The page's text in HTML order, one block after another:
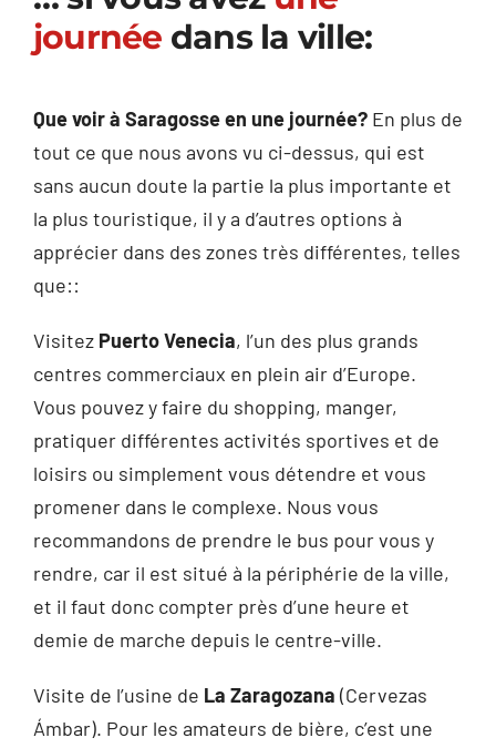
journée dans la ville:
Que voir à Saragosse en une journée?En plus de
tout ce que nous avons vu ci-dessus, qui est
sans aucun doute la partie la plus importante et
la plus touristique, il y a d’autres options à
apprécier dans des zones très différentes, telles
que::
VisitezPuerto Venecia, l’un des plus grands
centres commerciaux en plein air d’Europe.
Vous pouvez y faire du shopping, manger,
pratiquer différentes activités sportives et de
loisirs ou simplement vous détendre et vous
promener dans le complexe. Nous vous
recommandons de prendre le bus pour vous y
rendre, car il est situé à la périphérie de la ville,
et il faut donc compter près d’une heure et
demie de marche depuis le centre-ville.
Visite de l’usine de La Zaragozana (Cervezas
Ámbar). Pour les amateurs de bière, c’est une